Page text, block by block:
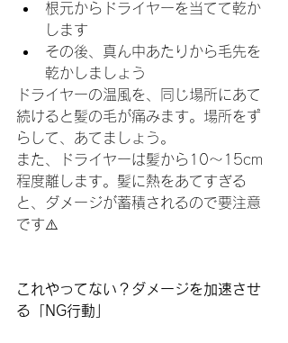
根元からドライヤーを当てて乾か
します
その後、真ん中あたりから毛先を
乾かしましょう
ドライヤーの温風を、同じ場所にあて
続けると髪の毛が痛みます。場所をず
らして、あてましょう。
また、ドライヤーは髪から10～15cm
程度離します。髪に熱をあてすぎる
と、ダメージが蓄積されるので要注意
です⚠️
これやってない？ダメージを加速させ
る「NG行動」